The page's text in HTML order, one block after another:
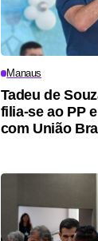
Manaus
Tadeu de
filia-se ao PP
com União